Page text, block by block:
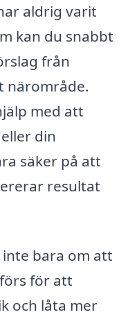
aldrig varit
kan du snabbt
från
närområde.
med att
din
säker på att
resultat
bara om att
för att
och låta mer